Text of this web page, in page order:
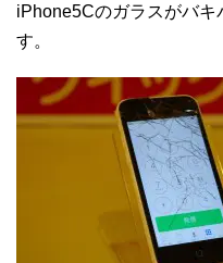
iPhone5Cのガラスがバキ
す。